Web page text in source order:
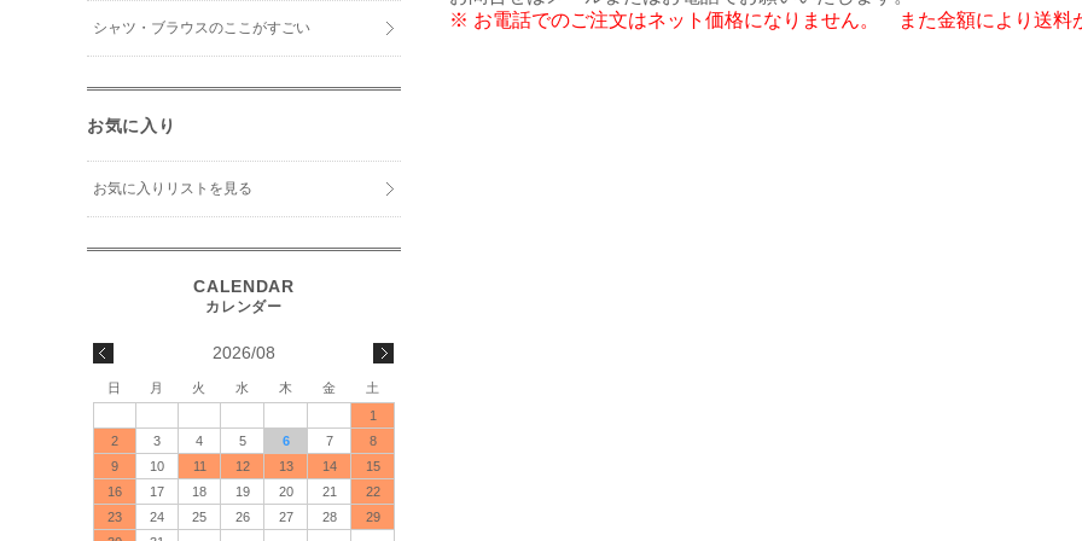
※ お電話でのご注文はネット価格になりません。 また金額により送料
シャツ・ブラウスのここがすごい
お気に入り
お気に入りリストを見る
2026/08
日 月 火 水 木 金
土
1
2
3 4 5 6 7
8
9
10 11 12 13 14
15
16
17 18 19 20 21
22
23
24 25 26 27 28
29